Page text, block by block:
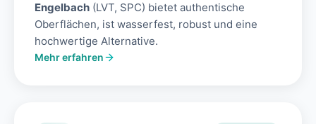
Engelbach (LVT, SPC) bietet authentische
Oberflächen, ist wasserfest, robust und eine
hochwertige Alternative.
Mehr erfahren